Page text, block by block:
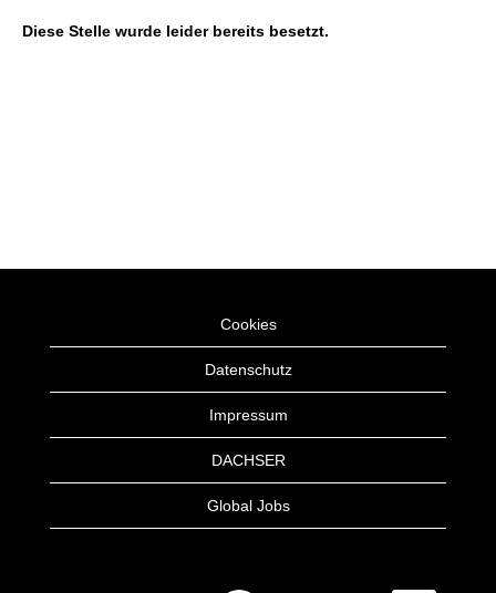
Diese Stelle wurde leider bereits besetzt.
Cookies
Datenschutz
Impressum
DACHSER
Global Jobs